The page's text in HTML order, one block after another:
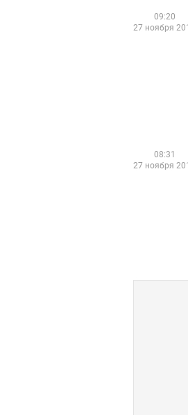
09:20
27 ноября
08:31
27 ноября